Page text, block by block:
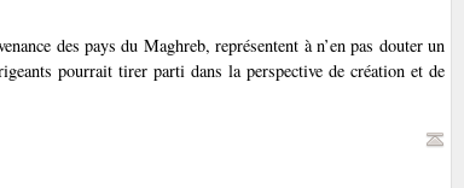
des pays du Maghreb, représentent à n’en pas douter un
pourrait tirer parti dans la perspective de création et de